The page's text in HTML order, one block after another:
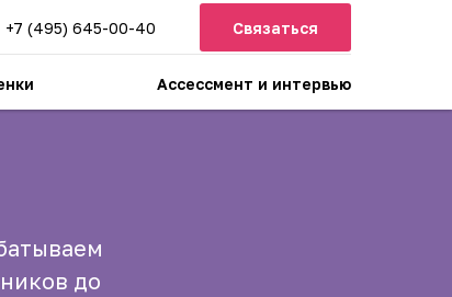
+7 (495) 645-00-40 Связаться
Ассессмент и интервью
до